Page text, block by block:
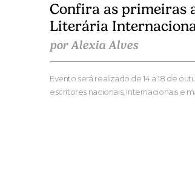
Confira as primeiras
Literária
por Alexia Alves
Evento será realizado de 14 a 18 de
escritores nacionais, internacionais e